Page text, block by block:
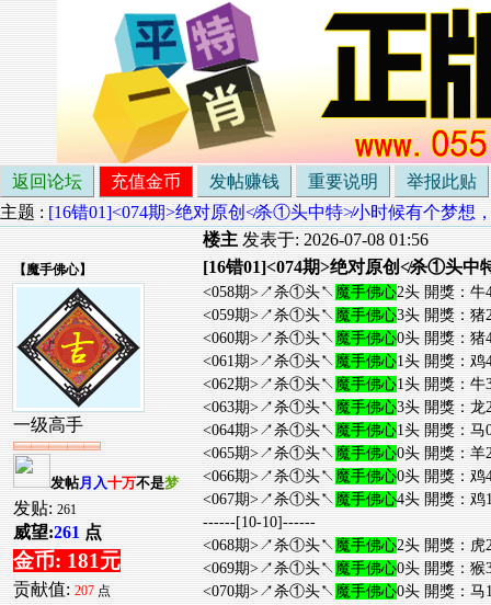
返回论坛 充值金币 发帖赚钱 重要说明
举报此贴
主题 : [16错01]<074期>绝对原创≮杀①头中特≯小时候有个梦想
【魔手佛心】
一级高手
发帖月入十万不是梦
发贴: 261
威望:261 点
金币: 181元
贡献值: 207 点
楼主 发表于: 2026-07-08 01:56
[16错01]<074期>绝对原创≮杀①头中
<058期>↗杀①头↖ 魔手佛心2头 開獎：牛
<059期>↗杀①头↖ 魔手佛心3头 開獎：猪
<060期>↗杀①头↖ 魔手佛心0头 開獎：猪
<061期>↗杀①头↖ 魔手佛心1头 開獎：鸡
<062期>↗杀①头↖ 魔手佛心1头 開獎：牛
<063期>↗杀①头↖ 魔手佛心3头 開獎：龙
<064期>↗杀①头↖ 魔手佛心1头 開獎：马
<065期>↗杀①头↖ 魔手佛心0头 開獎：羊
<066期>↗杀①头↖ 魔手佛心0头 開獎：鸡
<067期>↗杀①头↖ 魔手佛心4头 開獎：鸡
------[10-10]------
<068期>↗杀①头↖ 魔手佛心2头 開獎：虎
<069期>↗杀①头↖ 魔手佛心0头 開獎：猴
<070期>↗杀①头↖ 魔手佛心0头 開獎：马